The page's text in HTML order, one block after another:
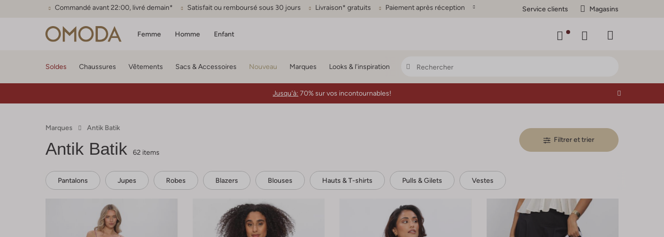
Commandé avant 22:00, livré demain* Satisfait ou remboursé sous 30 jours Livraison* gratuits Paiement après réception Service clients Magasins
Femme Homme Enfant
Soldes Chaussures Vêtements Sacs & Accessoires Nouveau Marques Looks & l'inspiration
Jusqu'à: 70% sur vos incontournables!
Marques Antik Batik
Antik Batik 62 items
Filtrer et trier
Pantalons Jupes Robes Blazers Blouses Hauts & T-shirts Pulls & Gilets Vestes